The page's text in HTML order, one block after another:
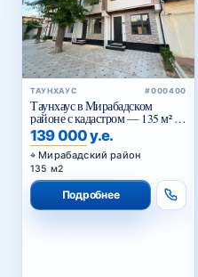
ТАУНХАУС #000400
Таунхаус в Мирабадском
районе с кадастром — 135 м² от
застройщика
139 000 у.е.
Мирабадский район
135 м2
Подробнее